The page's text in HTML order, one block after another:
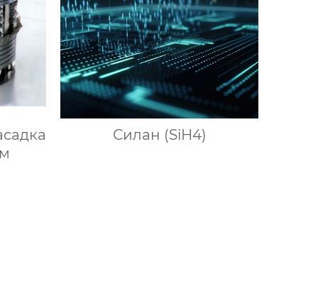
Силан (SiH4)